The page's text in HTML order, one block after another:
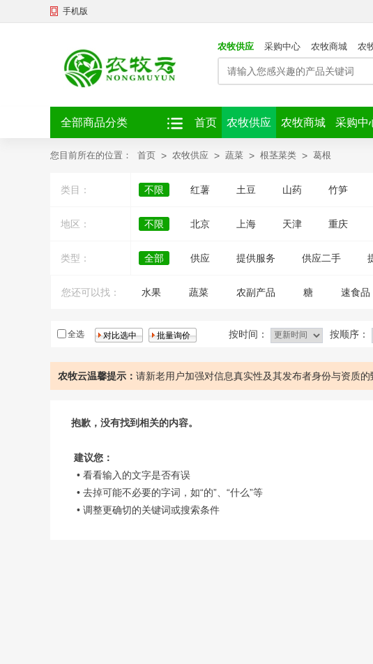
手机版
农牧供应 采购中心 农牧商城 农
全部商品分类 首页 农牧供应 农牧商城 采购中
您目前所在的位置： 首页 > 农牧供应 > 蔬菜 > 根茎菜类 > 葛根
类目： 不限 红薯 土豆 山药 竹笋
地区： 不限 北京 上海 天津 重庆
类型： 全部 供应 提供服务 供应二手
您还可以找： 水果 蔬菜 农副产品 糖 速食品
全选 按时间： 按顺序：
农牧云温馨提示： 请新老用户加强对信息真实性及其发布者身份与资质
抱歉，没有找到相关的内容。
建议您：
• 看看输入的文字是否有误
• 去掉可能不必要的字词，如“的”、“什么”等
• 调整更确切的关键词或搜索条件